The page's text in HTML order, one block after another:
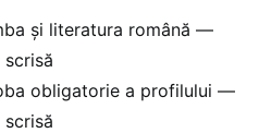
și literatura română —
obligatorie a profilului —